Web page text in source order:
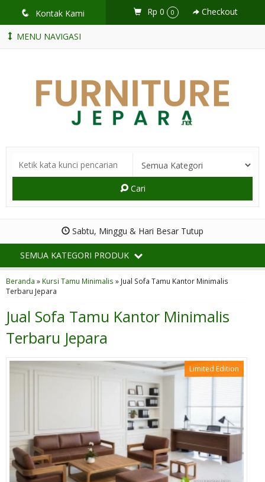
q Kontak Kami Rp 0 0 Checkout
MENU NAVIGASI
Cari
Sabtu, Minggu & Hari Besar Tutup
SEMUA KATEGORI PRODUK
Beranda » Kursi Tamu Minimalis » Jual Sofa Tamu Kantor Minimalis
Terbaru Jepara
Jual Sofa Tamu Kantor Minimalis
Terbaru Jepara
Limited Edition